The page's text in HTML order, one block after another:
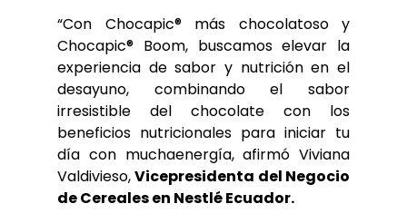
“Con Chocapic® más chocolatoso y
Chocapic® Boom, buscamos elevar la
experiencia de sabor y nutrición en el
desayuno, combinando el sabor
irresistible del chocolate con los
beneficios nutricionales para iniciar tu
día con muchaenergía, afirmó Viviana
Valdivieso,Vicepresidenta del Negocio
de Cereales en Nestlé Ecuador.